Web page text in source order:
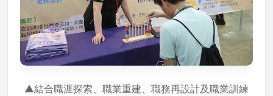
▲結合職涯探索、職業重建、職務再設計及職業訓練